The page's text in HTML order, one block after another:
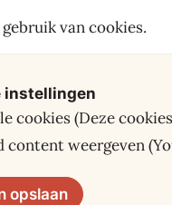
van cookies.
instellingen
cookies (Deze
content weergeven
opslaan